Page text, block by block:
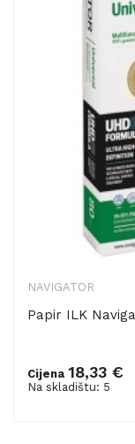
NAVIGATOR
Papir ILK
Cijena 18,33 €
Na skladištu: 5
Dodaj u košaricu